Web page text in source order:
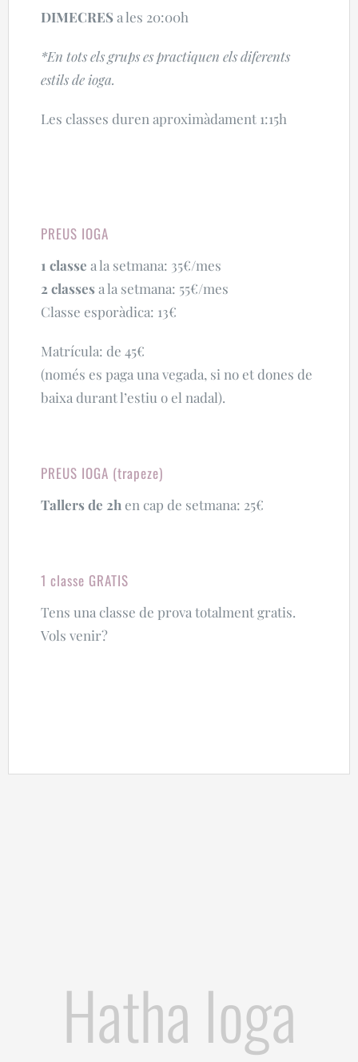
DIMECRES a les 20:00h
*En tots els grups es practiquen els diferents
estils de ioga.
Les classes duren aproximàdament 1:15h
PREUS IOGA
1 classe a la setmana: 35€/mes
2 classesa la setmana: 55€/mes
Classe esporàdica: 13€
Matrícula: de 45€
(només es paga una vegada, si no et dones de
baixa durant l’estiu o el nadal).
PREUS IOGA (trapeze)
Tallers de 2h en cap de setmana: 25€
1 classe GRATIS
Tens una classe de prova totalment gratis.
Vols venir?
Hatha Ioga